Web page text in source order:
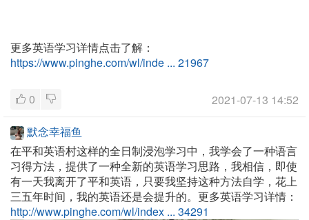
更多英语学习详情点击了解：
https://www.pinghe.com/wl/inde ... 21967
0
2021-07-13 14:52
默念幸福鱼
在平和英语村这样的全日制浸泡学习中，我学会了一种语言
习得方法，提供了一种全新的英语学习思路，我相信，即使
有一天我离开了平和英语，只要我坚持这种方法自学，花上
三五年时间，我的英语还是会提升的。更多英语学习详情：
http://www.pinghe.com/wl/index ... 34291